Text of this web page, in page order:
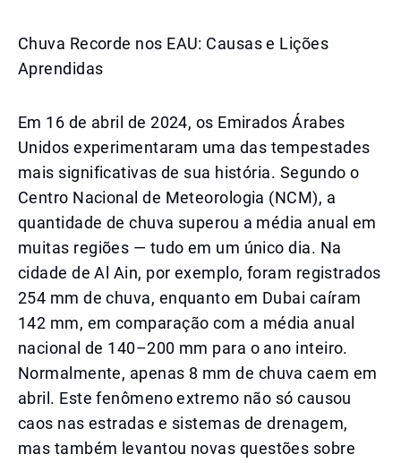
Chuva Recorde nos EAU: Causas e Lições
Aprendidas
Em 16 de abril de 2024, os Emirados Árabes
Unidos experimentaram uma das tempestades
mais significativas de sua história. Segundo o
Centro Nacional de Meteorologia (NCM), a
quantidade de chuva superou a média anual em
muitas regiões — tudo em um único dia. Na
cidade de Al Ain, por exemplo, foram registrados
254 mm de chuva, enquanto em Dubai caíram
142 mm, em comparação com a média anual
nacional de 140–200 mm para o ano inteiro.
Normalmente, apenas 8 mm de chuva caem em
abril. Este fenômeno extremo não só causou
caos nas estradas e sistemas de drenagem,
mas também levantou novas questões sobre